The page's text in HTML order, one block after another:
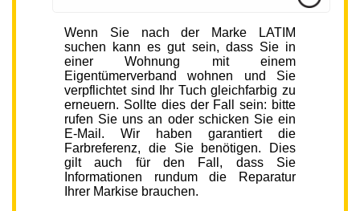
Wenn Sie nach der Marke LATIM
suchen kann es gut sein, dass Sie in
einer Wohnung mit einem
Eigentümerverband wohnen und Sie
verpflichtet sind Ihr Tuch gleichfarbig zu
erneuern. Sollte dies der Fall sein: bitte
rufen Sie uns an oder schicken Sie ein
E-Mail. Wir haben garantiert die
Farbreferenz, die Sie benötigen. Dies
gilt auch für den Fall, dass Sie
Informationen rundum die Reparatur
Ihrer Markise brauchen.